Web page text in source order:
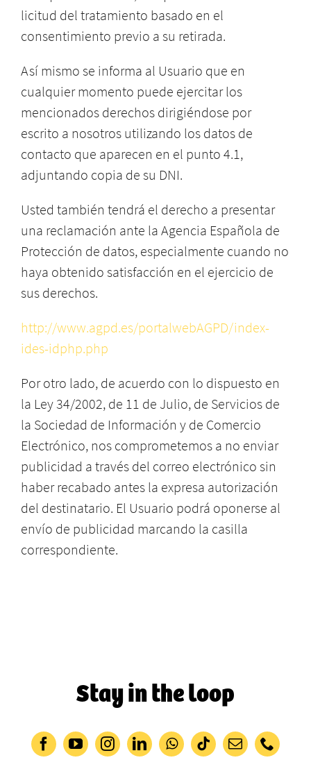
licitud del tratamiento basado en el
consentimiento previo a su retirada.
Así mismo se informa al Usuario que en
cualquier momento puede ejercitar los
mencionados derechos dirigiéndose por
escrito a nosotros utilizando los datos de
contacto que aparecen en el punto 4.1,
adjuntando copia de su DNI.
Usted también tendrá el derecho a presentar
una reclamación ante la Agencia Española de
Protección de datos, especialmente cuando no
haya obtenido satisfacción en el ejercicio de
sus derechos.
http://www.agpd.es/portalwebAGPD/index-
ides-idphp.php
Por otro lado, de acuerdo con lo dispuesto en
la Ley 34/2002, de 11 de Julio, de Servicios de
la Sociedad de Información y de Comercio
Electrónico, nos comprometemos a no enviar
publicidad a través del correo electrónico sin
haber recabado antes la expresa autorización
del destinatario. El Usuario podrá oponerse al
envío de publicidad marcando la casilla
correspondiente.
Stay in the loop